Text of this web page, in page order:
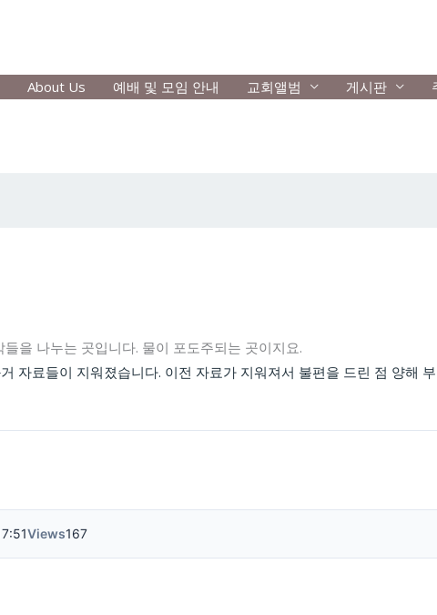
About Us 예배 및 모임 안내 교회앨범 게시판
을 나누는 곳입니다. 물이 포도주되는 곳이지요.
자료들이 지워졌습니다. 이전 자료가 지워져서 불편을 드린 점 양해
Views167